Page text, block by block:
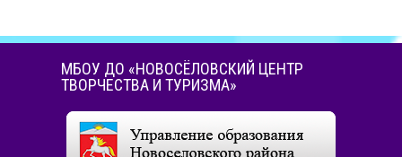
МБОУ ДО «НОВОСЁЛОВСКИЙ ЦЕНТР
ТВОРЧЕСТВА И ТУРИЗМА»